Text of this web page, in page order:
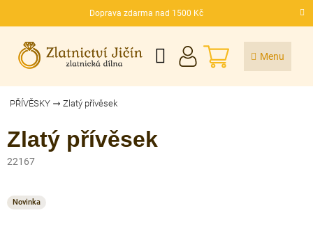
Doprava zdarma nad 1500 Kč
CZK
NÁKUPNÍ
KOŠÍK
PŘÍVĚSKY Zlatý přívěsek
Zlatý přívěsek
22167
Novinka